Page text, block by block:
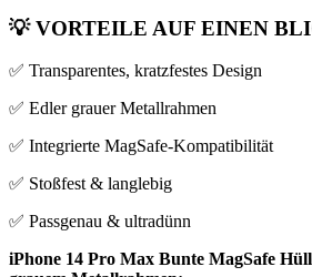
💡VORTEILE AUF EINEN
✅ Transparentes, kratzfestes Design
✅ Edler grauer Metallrahmen
✅ Integrierte MagSafe-Kompatibilität
✅ Stoßfest & langlebig
✅ Passgenau & ultradünn
iPhone 14 Pro Max Bunte MagSafe